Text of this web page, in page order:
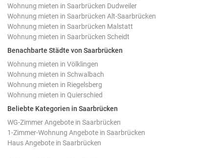
Wohnung mieten in Saarbrücken Dudweiler
Wohnung mieten in Saarbrücken Alt-Saarbrücken
Wohnung mieten in Saarbrücken Malstatt
Wohnung mieten in Saarbrücken Scheidt
Benachbarte Städte von Saarbrücken
Wohnung mieten in Völklingen
Wohnung mieten in Schwalbach
Wohnung mieten in Riegelsberg
Wohnung mieten in Quierschied
Beliebte Kategorien in Saarbrücken
WG-Zimmer Angebote in Saarbrücken
1-Zimmer-Wohnung Angebote in Saarbrücken
Haus Angebote in Saarbrücken